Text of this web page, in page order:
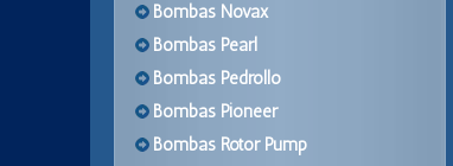
Bombas Novax
Bombas Pearl
Bombas Pedrollo
Bombas Pioneer
Bombas Rotor Pump